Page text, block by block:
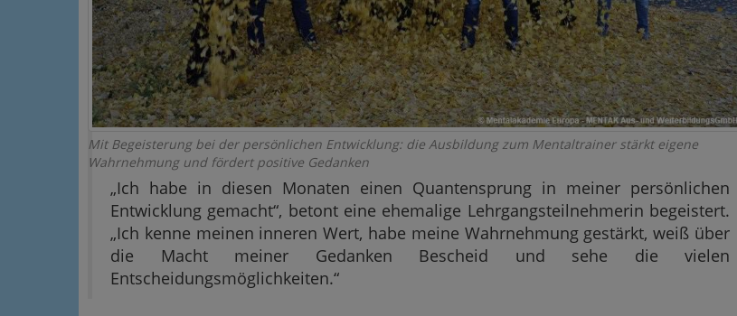
Mit Begeisterung bei der persönlichen Entwicklung: die Ausbildung zum Mentaltrainer stärkt eigene
Wahrnehmung und fördert positive Gedanken
„Ich habe in diesen Monaten einen Quantensprung in meiner persönlichen
Entwicklung gemacht“, betont eine ehemalige Lehrgangsteilnehmerin begeistert.
„Ich kenne meinen inneren Wert, habe meine Wahrnehmung gestärkt, weiß über
die Macht meiner Gedanken Bescheid und sehe die vielen
Entscheidungsmöglichkeiten.“